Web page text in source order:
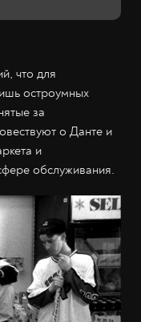
что для
остроумных
за
о Данте и
и
обслуживания.